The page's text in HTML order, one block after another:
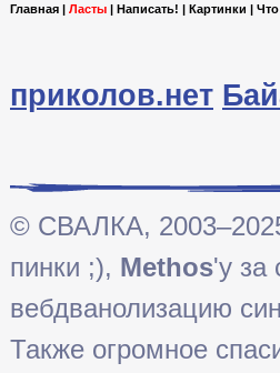
Главная | Ласты | Написать! | Картинки |
приколов.нет
© СВАЛКА,
пинки ;), Methos'у за
вебдванолизацию
Также огромное